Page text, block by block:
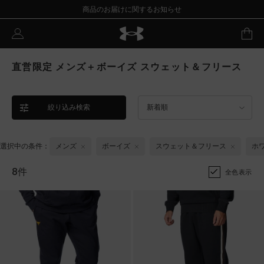
商品のお届けに関するお知らせ
直営限定 メンズ＋ボーイズ スウェット＆フリース
絞り込み検索 新着順
選択中の条件： メンズ ボーイズ スウェット＆フリース ホ
8件 全色表示